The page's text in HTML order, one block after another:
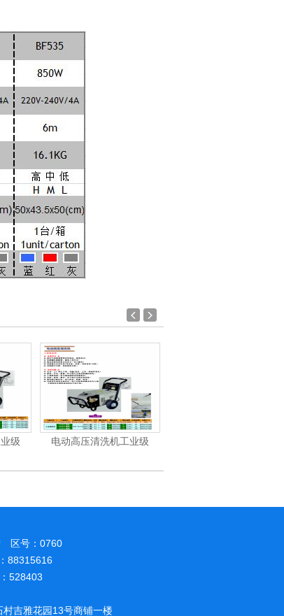
级 电动高压清洗机工业级
区号：0760
88315616
528403
吉雅花园13号商铺一楼